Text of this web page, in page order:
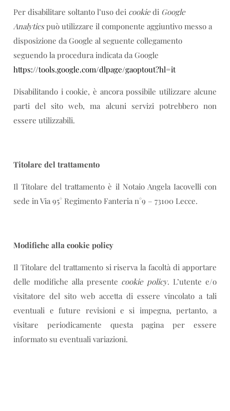
Per disabilitare soltanto l’uso dei cookiedi Google
Analyticspuò utilizzare il componente aggiuntivo messo a
disposizione da Google al seguente collegamento
seguendo la procedura indicata da Google
https://tools.google.com/dlpage/gaoptout?hl=it
Disabilitando i cookie, è ancora possibile utilizzare alcune
parti del sito web, ma alcuni servizi potrebbero non
essere utilizzabili.
Titolare del trattamento
Il Titolare del trattamento è il Notaio Angela Iacovelli con
sede in Via 95° Regimento Fanteria n°9 – 73100 Lecce.
Modifiche alla cookie policy
Il Titolare del trattamento si riserva la facoltà di apportare
delle modifiche alla presente cookie policy. L’utente e/o
visitatore del sito web accetta di essere vincolato a tali
eventuali e future revisioni e si impegna, pertanto, a
visitare periodicamente questa pagina per essere
informato su eventuali variazioni.